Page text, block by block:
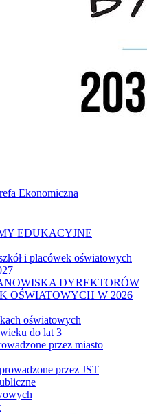
Ekonomiczna
EDUKACYJNE
i placówek oświatowych
DYREKTORÓW
OŚWIATOWYCH W 2026
oświatowych
do lat 3
przez miasto
przez JST